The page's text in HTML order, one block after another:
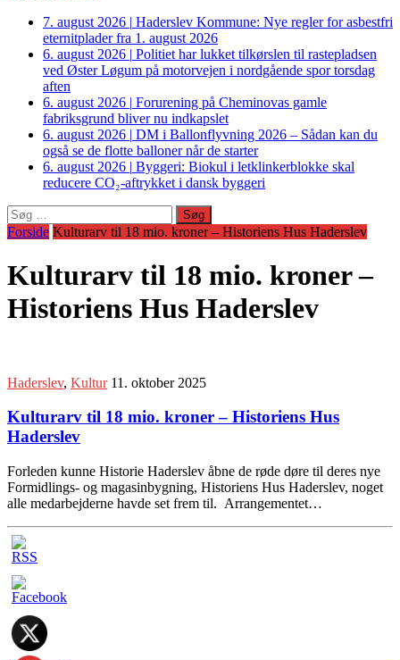
7. august 2026 | Haderslev Kommune: Nye regler for asbestfri
eternitplader fra 1. august 2026
6. august 2026 | Politiet har lukket tilkørslen til rastepladsen
ved Øster Løgum på motorvejen i nordgående spor torsdag
aften
6. august 2026 | Forurening på Cheminovas gamle
fabriksgrund bliver nu indkapslet
6. august 2026 | DM i Ballonflyvning 2026 – Sådan kan du
også se de flotte balloner når de starter
6. august 2026 | Byggeri: Biokul i letklinkerblokke skal
reducere CO₂-aftrykket i dansk byggeri
Søg
efter:
Forside Kulturarv til 18 mio. kroner – Historiens Hus Haderslev
Kulturarv til 18 mio. kroner –
Historiens Hus Haderslev
Haderslev, Kultur 11. oktober 2025
Kulturarv til 18 mio. kroner – Historiens Hus
Haderslev
Forleden kunne Historie Haderslev åbne de røde døre til deres nye
Formidlings- og magasinbygning, Historiens Hus Haderslev, noget
alle medarbejderne havde set frem til. Arrangementet…